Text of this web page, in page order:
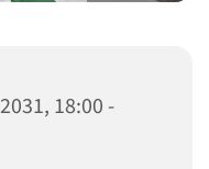
18:00 -